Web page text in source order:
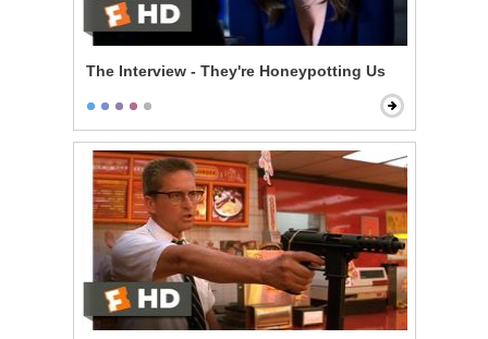
The Interview - They're Honeypotting Us